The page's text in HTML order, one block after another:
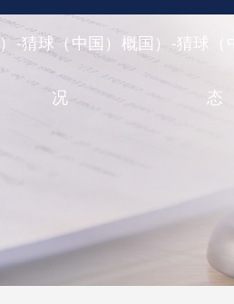
-猜球（中国）概
况
国）-猜球（
态